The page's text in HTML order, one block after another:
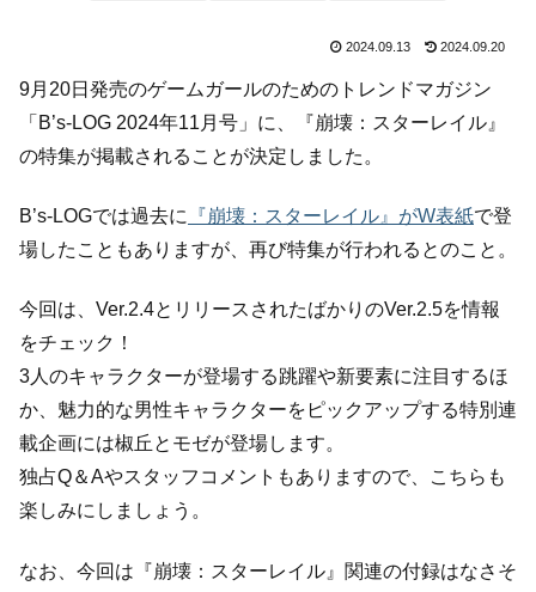
2024.09.13 2024.09.20
9月20日発売のゲームガールのためのトレンドマガジン
「B’s-LOG 2024年11月号」に、『崩壊：スターレイル』
の特集が掲載されることが決定しました。
B’s-LOGでは過去に 『崩壊：スターレイル』がW表紙で登
場したこともありますが、再び特集が行われるとのこと。
今回は、Ver.2.4とリリースされたばかりのVer.2.5を情報
をチェック！
3人のキャラクターが登場する跳躍や新要素に注目するほ
か、魅力的な男性キャラクターをピックアップする特別連
載企画には椒丘とモゼが登場します。
独占Q＆Aやスタッフコメントもありますので、こちらも
楽しみにしましょう。
なお、今回は『崩壊：スターレイル』関連の付録はなさそ